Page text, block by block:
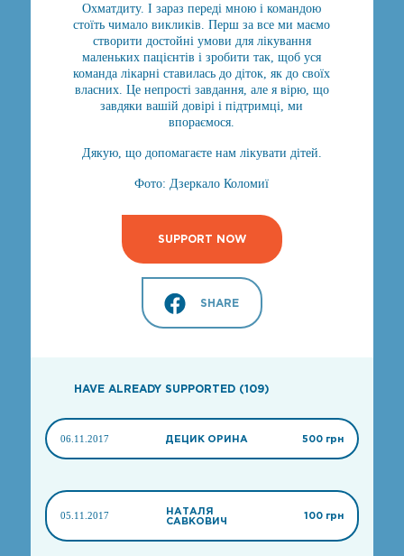
Охматдиту. І зараз переді мною і командою
стоїть чимало викликів. Перш за все ми маємо
створити достойні умови для лікування
маленьких пацієнтів і зробити так, щоб уся
команда лікарні ставилась до діток, як до своїх
власних. Це непрості завдання, але я вірю, що
завдяки вашій довірі і підтримці, ми
впораємося.
Дякую, що допомагаєте нам лікувати дітей.
Фото: Дзеркало Коломиї
SUPPORT NOW
SHARE
HAVE ALREADY SUPPORTED (109)
06.11.2017 ДЕЦИК ОРИНА 500 грн
05.11.2017
НАТАЛЯ
САВКОВИЧ
100 грн